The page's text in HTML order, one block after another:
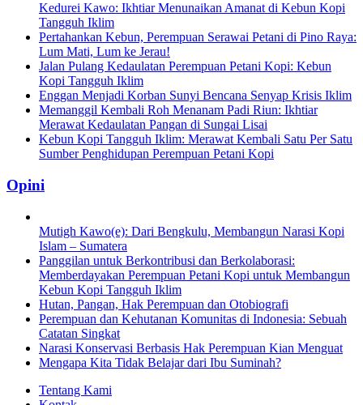
Kedurei Kawo: Ikhtiar Menunaikan Amanat di Kebun Kopi
Tangguh Iklim
Pertahankan Kebun, Perempuan Serawai Petani di Pino Raya:
Lum Mati, Lum ke Jerau!
Jalan Pulang Kedaulatan Perempuan Petani Kopi: Kebun
Kopi Tangguh Iklim
Enggan Menjadi Korban Sunyi Bencana Senyap Krisis Iklim
Memanggil Kembali Roh Menanam Padi Riun: Ikhtiar
Merawat Kedaulatan Pangan di Sungai Lisai
Kebun Kopi Tangguh Iklim: Merawat Kembali Satu Per Satu
Sumber Penghidupan Perempuan Petani Kopi
Opini
Mutigh Kawo(e): Dari Bengkulu, Membangun Narasi Kopi
Islam – Sumatera
Panggilan untuk Berkontribusi dan Berkolaborasi:
Memberdayakan Perempuan Petani Kopi untuk Membangun
Kebun Kopi Tangguh Iklim
Hutan, Pangan, Hak Perempuan dan Otobiografi
Perempuan dan Kehutanan Komunitas di Indonesia: Sebuah
Catatan Singkat
Narasi Konservasi Berbasis Hak Perempuan Kian Menguat
Mengapa Kita Tidak Belajar dari Ibu Suminah?
Tentang Kami